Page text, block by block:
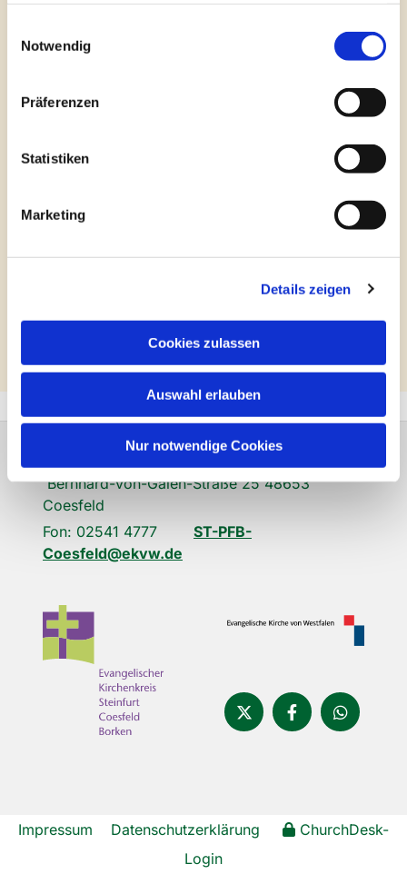
Notwendig
Präferenzen
Statistiken
Marketing
Details zeigen
Cookies zulassen
Auswahl erlauben
Nur notwendige Cookies
Artikel der AZ Coesfeld vom 30.04.2022
Bernhard-von-Galen-Straße 25 48653
Coesfeld
Fon: 02541 4777 ST-PFB-
Coesfeld@ekvw.de
Impressum Datenschutzerklärung
ChurchDesk-
Login